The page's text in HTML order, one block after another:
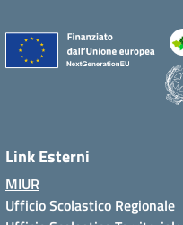
Link Esterni
MIUR
Ufficio Scolastico Regionale